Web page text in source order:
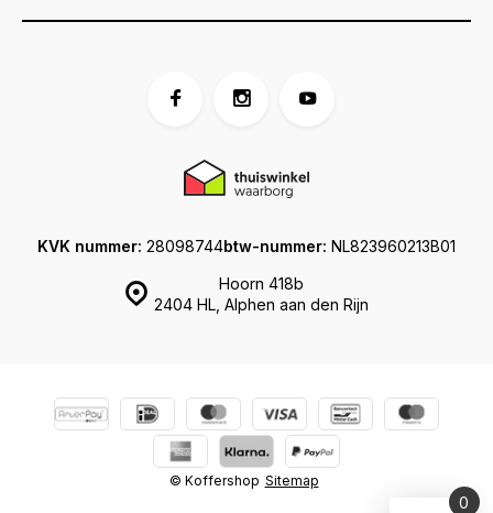
Hoorn 418b
2404 HL, Alphen aan den Rijn
KVK nummer: 28098744btw-nummer: NL823960213B01
© Koffershop Sitemap
0